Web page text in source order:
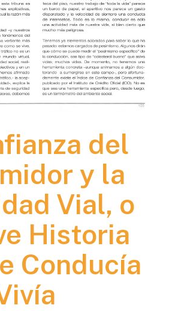
del
y la
Vial, o
Historia
Conducía